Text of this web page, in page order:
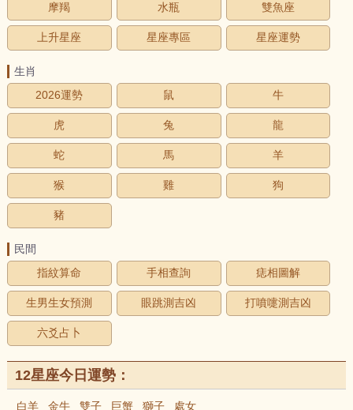
摩羯 水瓶 雙魚座
上升星座 星座專區 星座運勢
生肖
2026運勢
鼠 牛
虎 兔 龍
蛇 馬 羊
猴 雞 狗
豬
民間
指紋算命
手相查詢 痣相圖解
生男生女預測 眼跳測吉凶 打噴嚏測吉凶
六爻占卜
12星座今日運勢：
白羊 金牛 雙子 巨蟹 獅子 處女